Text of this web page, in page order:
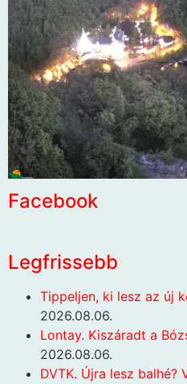
Facebook
Legfrissebb
Tippeljen, ki lesz az új
2026.08.06.
Lontay. Kiszáradt a
2026.08.06.
DVTK. Újra lesz